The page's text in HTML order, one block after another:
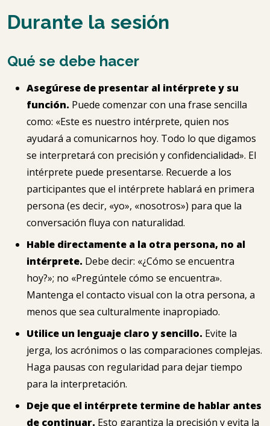
Durante la sesión
Qué se debe hacer
Asegúrese de presentar al intérprete y su
función. Puede comenzar con una frase sencilla
como: «Este es nuestro intérprete, quien nos
ayudará a comunicarnos hoy. Todo lo que digamos
se interpretará con precisión y confidencialidad». El
intérprete puede presentarse. Recuerde a los
participantes que el intérprete hablará en primera
persona (es decir, «yo», «nosotros») para que la
conversación fluya con naturalidad.
Hable directamente a la otra persona, no al
intérprete. Debe decir: «¿Cómo se encuentra
hoy?»; no «Pregúntele cómo se encuentra».
Mantenga el contacto visual con la otra persona, a
menos que sea culturalmente inapropiado.
Utilice un lenguaje claro y sencillo. Evite la
jerga, los acrónimos o las comparaciones complejas.
Haga pausas con regularidad para dejar tiempo
para la interpretación.
Deje que el intérprete termine de hablar antes
de continuar. Esto garantiza la precisión y evita la